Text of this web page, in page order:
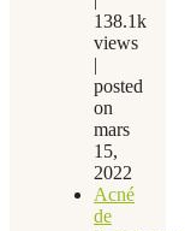
138.1k
views
|
posted
on
mars
15,
2022
Acné
de